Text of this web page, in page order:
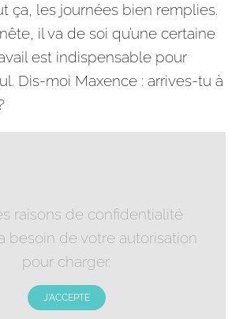
ça, les journées bien remplies.
il va de soi qu’une certaine
est indispensable pour
Dis-moi Maxence : arrives-tu à
raisons de confidentialité
besoin de votre autorisation
pour charger.
J'ACCEPTE